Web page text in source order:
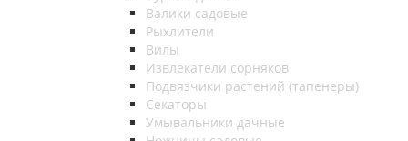
Валики садовые
Рыхлители
Вилы
Извлекатели сорняков
Подвязчики растений (тапенеры)
Секаторы
Умывальники дачные